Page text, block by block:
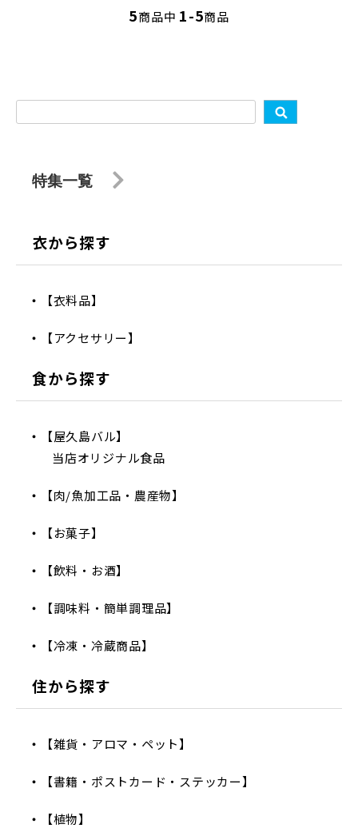
5商品中 1-5商品
特集一覧
衣から探す
【衣料品】
【アクセサリー】
食から探す
【屋久島バル】
当店オリジナル食品
【肉/魚加工品・農産物】
【お菓子】
【飲料・お酒】
【調味料・簡単調理品】
【冷凍・冷蔵商品】
住から探す
【雑貨・アロマ・ペット】
【書籍・ポストカード・ステッカー】
【植物】